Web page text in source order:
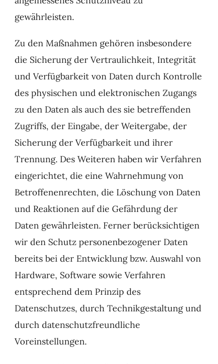
gewährleisten.
Zu den Maßnahmen gehören insbesondere
die Sicherung der Vertraulichkeit, Integrität
und Verfügbarkeit von Daten durch Kontrolle
des physischen und elektronischen Zugangs
zu den Daten als auch des sie betreffenden
Zugriffs, der Eingabe, der Weitergabe, der
Sicherung der Verfügbarkeit und ihrer
Trennung. Des Weiteren haben wir Verfahren
eingerichtet, die eine Wahrnehmung von
Betroffenenrechten, die Löschung von Daten
und Reaktionen auf die Gefährdung der
Daten gewährleisten. Ferner berücksichtigen
wir den Schutz personenbezogener Daten
bereits bei der Entwicklung bzw. Auswahl von
Hardware, Software sowie Verfahren
entsprechend dem Prinzip des
Datenschutzes, durch Technikgestaltung und
durch datenschutzfreundliche
Voreinstellungen.